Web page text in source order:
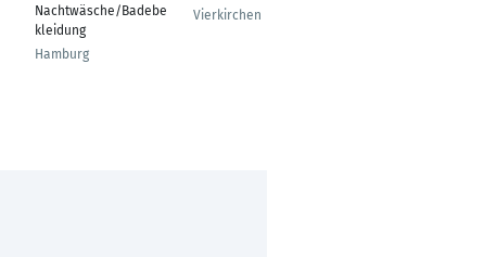
Nachtwäsche/Badebe
kleidung
Hamburg
Vierkirchen